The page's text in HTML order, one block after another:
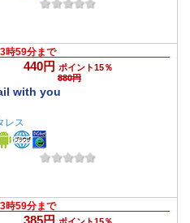
時59分まで
440円 ポイント15％
880円
with you
レス
時59分まで
385円